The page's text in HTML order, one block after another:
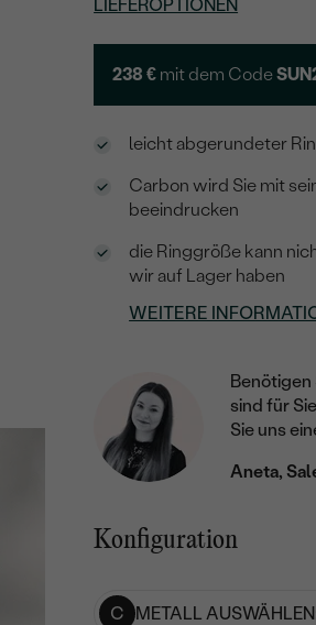
LIEFEROPTIONEN
238 € mit dem Code
leicht abgerundeter
Carbon wird Sie mit
beeindrucken
die Ringgröße kann
wir auf Lager haben
WEITERE
Benötigen
sind für
Sie uns
Aneta,
Konfiguration
C METALL